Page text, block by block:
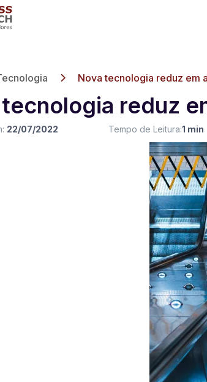
Nova tecnologia reduz em
reduz
22/07/2022 Tempo de Leitura:1 min